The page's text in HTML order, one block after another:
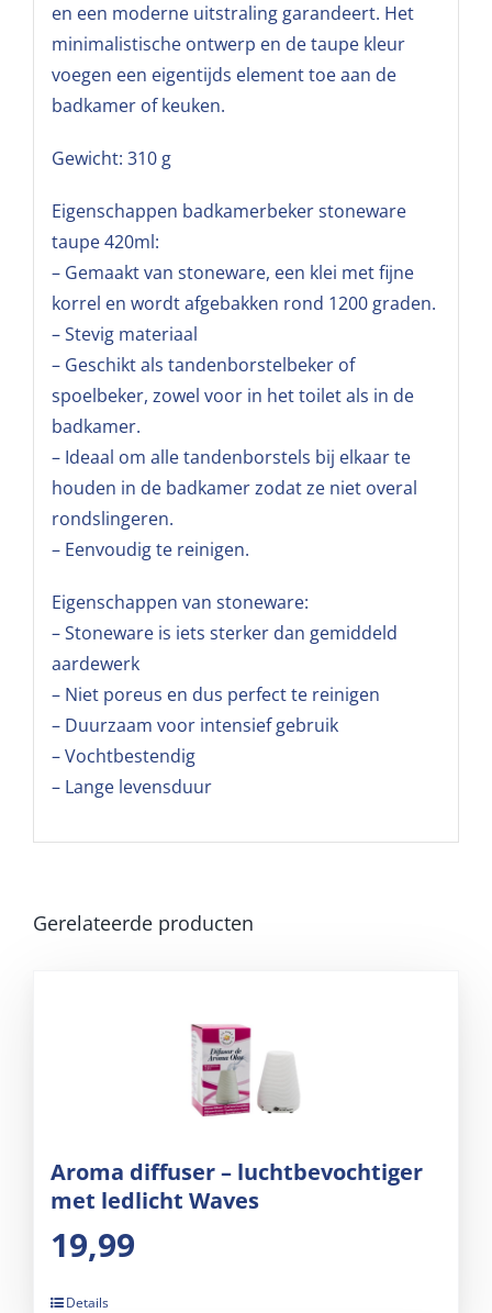
en een moderne uitstraling garandeert. Het
minimalistische ontwerp en de taupe kleur
voegen een eigentijds element toe aan de
badkamer of keuken.
Gewicht: 310 g
Eigenschappen badkamerbeker stoneware
taupe 420ml:
– Gemaakt van stoneware, een klei met fijne
korrel en wordt afgebakken rond 1200 graden.
– Stevig materiaal
– Geschikt als tandenborstelbeker of
spoelbeker, zowel voor in het toilet als in de
badkamer.
– Ideaal om alle tandenborstels bij elkaar te
houden in de badkamer zodat ze niet overal
rondslingeren.
– Eenvoudig te reinigen.
Eigenschappen van stoneware:
– Stoneware is iets sterker dan gemiddeld
aardewerk
– Niet poreus en dus perfect te reinigen
– Duurzaam voor intensief gebruik
– Vochtbestendig
– Lange levensduur
Gerelateerde producten
Aroma diffuser – luchtbevochtiger
met ledlicht Waves
19,99
Details